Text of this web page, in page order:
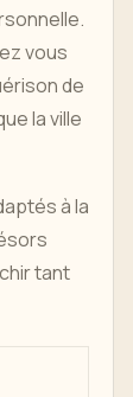
vous
de
la ville
à la
tant